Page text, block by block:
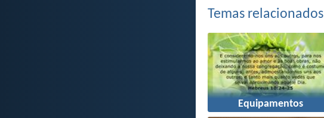
Temas relacionados
Equipamentos